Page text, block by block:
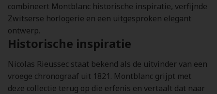
combineert Montblanc historische inspiratie, verfijnde
Zwitserse horlogerie en een uitgesproken elegant
ontwerp.
Historische inspiratie
Nicolas Rieussec staat bekend als de uitvinder van een
vroege chronograaf uit 1821. Montblanc grijpt met
deze collectie terug op die erfenis en vertaalt dat naar